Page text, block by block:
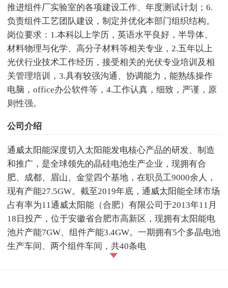
推进组件厂实验室的各项建设工作、年度测试计划；6.
负责组件工艺团队建设，制定并优化本部门组织结构。
岗位要求：1.本科以上学历，英语水平良好，半导体、
材料物理与化学、高分子材料等相关专业，2.五年以上
光伏行业技术工作经历，接受相关的光伏专业培训及相
关管理培训，3.具有较强沟通、协调能力，能熟练操作
电脑，office办公软件等，4.工作认真，细致，严谨，原
则性强。
公司介绍
通威太阳能深度切入太阳能发电核心产品的研发、制造
和推广，是全球领先的晶硅电池生产企业，现拥有合
肥、成都、眉山、金堂四个基地，在职员工9000余人，
现有产能27.5GW。截至2019年底，通威太阳能全球市场
占有率为11通威太阳能（合肥）有限公司于2013年11月
18日投产，位于安徽省合肥市高新区，现拥有太阳能电
池片产能7GW、组件产能3.4GW。一期拥有5个多晶电池
生产车间、两个组件车间，共40条电